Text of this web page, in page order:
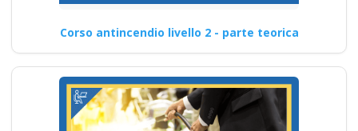
Corso antincendio livello 2 - parte teorica